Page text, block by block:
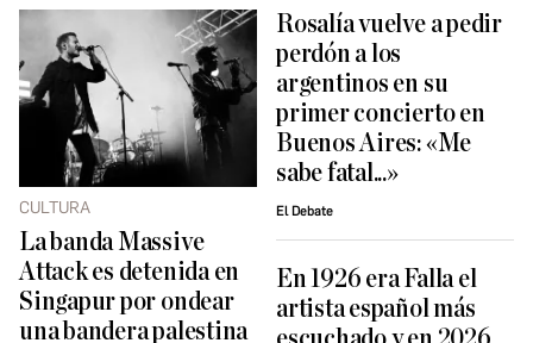
CULTURA
La banda Massive
Attack es detenida en
Singapur por ondear
una bandera palestina
Rosalía vuelve a pedir
perdón a los
argentinos en su
primer concierto en
Buenos Aires: «Me
sabe fatal...»
El Debate
En 1926 era Falla el
artista español más